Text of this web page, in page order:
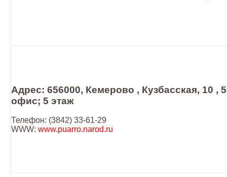
Адрес: 656000, Кемерово , Кузбасская, 10 ,
офис; 5 этаж
Телефон: (3842) 33-61-29
WWW: www.puarro.narod.ru